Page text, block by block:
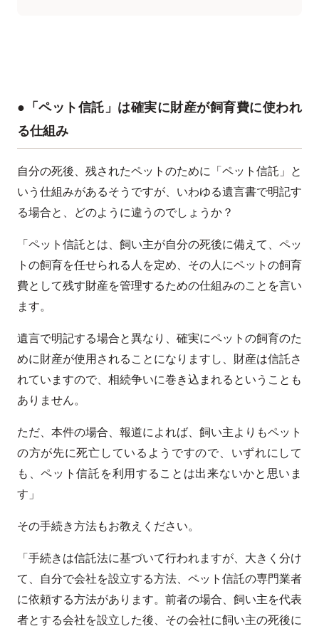
●「ペット信託」は確実に財産が飼育費に使われ
る仕組み
自分の死後、残されたペットのために「ペット信託」と
いう仕組みがあるそうですが、いわゆる遺言書で明記す
る場合と、どのように違うのでしょうか？
「ペット信託とは、飼い主が自分の死後に備えて、ペッ
トの飼育を任せられる人を定め、その人にペットの飼育
費として残す財産を管理するための仕組みのことを言い
ます。
遺言で明記する場合と異なり、確実にペットの飼育のた
めに財産が使用されることになりますし、財産は信託さ
れていますので、相続争いに巻き込まれるということも
ありません。
ただ、本件の場合、報道によれば、飼い主よりもペット
の方が先に死亡しているようですので、いずれにして
も、ペット信託を利用することは出来ないかと思いま
す」
その手続き方法もお教えください。
「手続きは信託法に基づいて行われますが、大きく分け
て、自分で会社を設立する方法、ペット信託の専門業者
に依頼する方法があります。前者の場合、飼い主を代表
者とする会社を設立した後、その会社に飼い主の死後に